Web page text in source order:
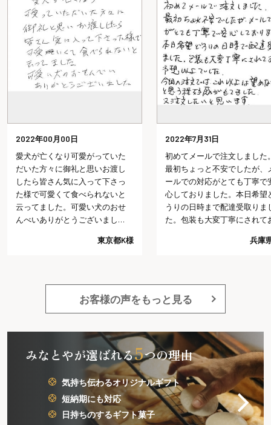
2022年00月00日
愛犬が亡くなり可愛がっていた
だいた方々に御礼と思いお渡し
したら皆さん気に入って下さっ
た様で可愛くて食べられないと
云ってました。可愛い犬のおせ
んべいありがとうございまし
東京都K様
2022年7月31日
初めてメールで注文しました
最初ちょっと不安でしたが、
ールでの対応がとても丁寧で
心しておりました。本日希望
うりの日時まで配達受取りま
た。包装も大変丁寧にされて
では、これ以上は望めないだ
兵庫
お客様の声をもっと見る
みなとやが選ばれる5つの理由
気持ち伝わるオリジナルギフト
短納期にも対応
日持ちのするギフト菓子